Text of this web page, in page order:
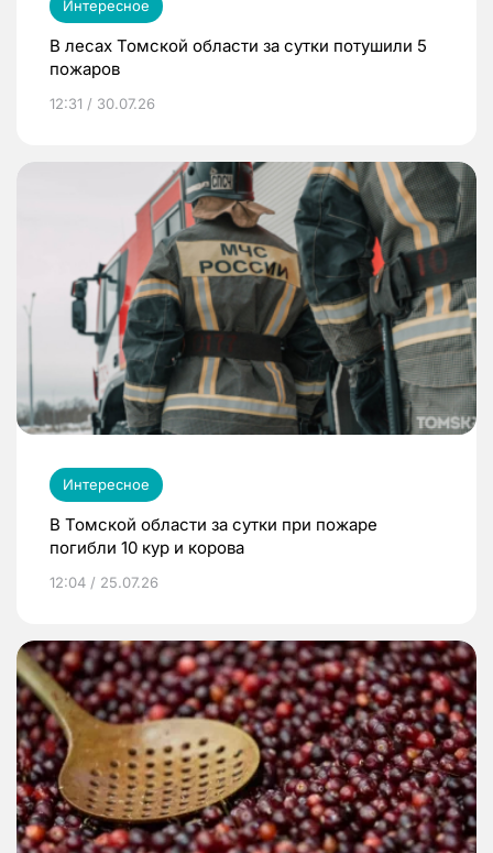
Интересное
В лесах Томской области за сутки потушили 5
пожаров
12:31 / 30.07.26
Интересное
В Томской области за сутки при пожаре
погибли 10 кур и корова
12:04 / 25.07.26